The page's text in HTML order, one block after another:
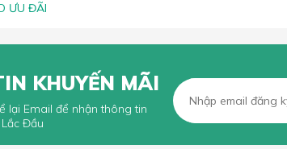
ƯU ĐÃI
KHUYẾN MÃI
lại Email để nhận thông tin
Đầu